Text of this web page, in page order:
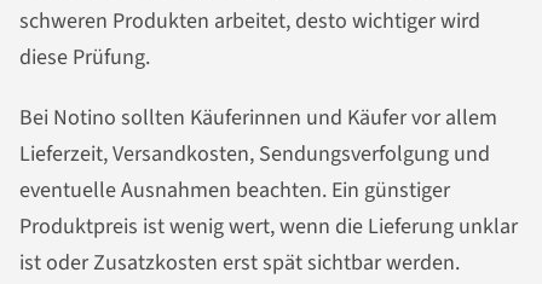
schweren Produkten arbeitet, desto wichtiger wird
diese Prüfung.
Bei Notino sollten Käuferinnen und Käufer vor allem
Lieferzeit, Versandkosten, Sendungsverfolgung und
eventuelle Ausnahmen beachten. Ein günstiger
Produktpreis ist wenig wert, wenn die Lieferung unklar
ist oder Zusatzkosten erst spät sichtbar werden.